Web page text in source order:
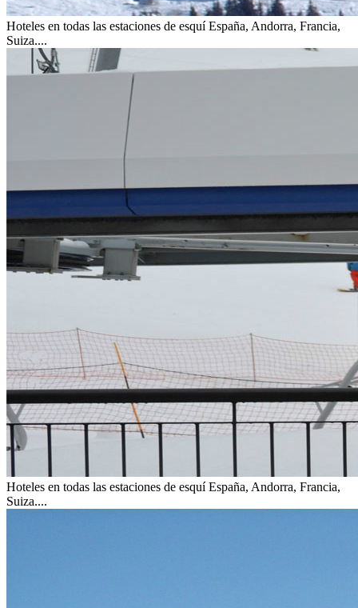
Hoteles en todas las estaciones de esquí España, Andorra, Francia,
Suiza....
Hoteles en todas las estaciones de esquí España, Andorra, Francia,
Suiza....